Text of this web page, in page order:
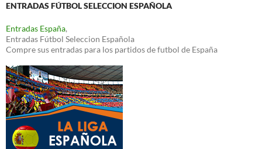
ENTRADAS FÚTBOL SELECCION ESPAÑOLA
Entradas España,
Entradas Fútbol Seleccion Española
Compre sus entradas para los partidos de futbol de España